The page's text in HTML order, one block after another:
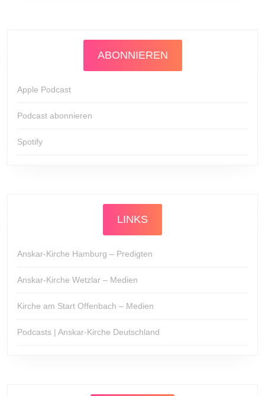
ABONNIEREN
Apple Podcast
Podcast abonnieren
Spotify
LINKS
Anskar-Kirche Hamburg – Predigten
Anskar-Kirche Wetzlar – Medien
Kirche am Start Offenbach – Medien
Podcasts | Anskar-Kirche Deutschland